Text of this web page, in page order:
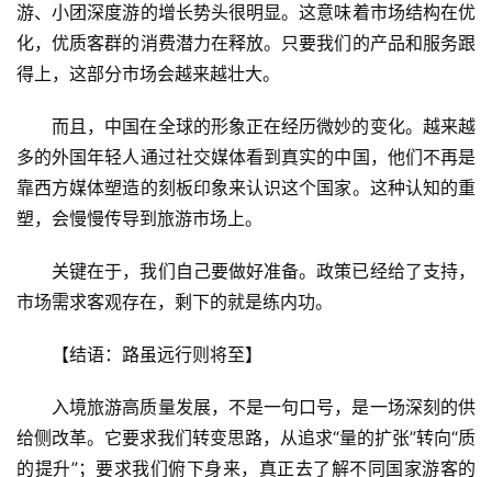
游、小团深度游的增长势头很明显。这意味着市场结构在优
化，优质客群的消费潜力在释放。只要我们的产品和服务跟
得上，这部分市场会越来越壮大。
而且，中国在全球的形象正在经历微妙的变化。越来越
多的外国年轻人通过社交媒体看到真实的中国，他们不再是
靠西方媒体塑造的刻板印象来认识这个国家。这种认知的重
塑，会慢慢传导到旅游市场上。
关键在于，我们自己要做好准备。政策已经给了支持，
市场需求客观存在，剩下的就是练内功。
【结语：路虽远行则将至】
入境旅游高质量发展，不是一句口号，是一场深刻的供
给侧改革。它要求我们转变思路，从追求“量的扩张”转向“质
的提升”；要求我们俯下身来，真正去了解不同国家游客的